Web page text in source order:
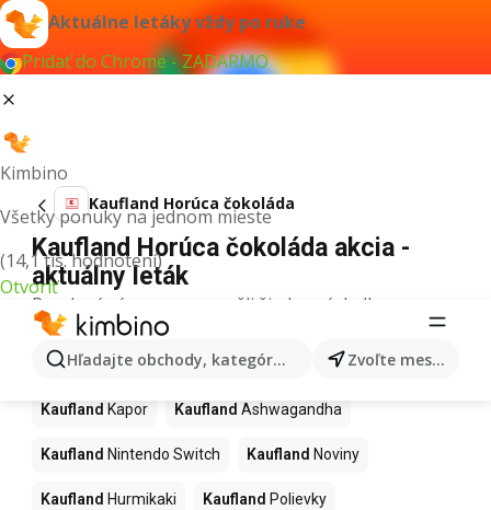
Aktuálne letáky vždy po ruke
Pridať do Chrome - ZADARMO
Kimbino
Všetky ponuky na jednom mieste
(14,1 tis. hodnotení)
Otvoriť
Hľadajte obchody, kategórie, produkty... Zvoľte mesto
Kaufland Horúca čokoláda
Kaufland Horúca čokoláda akcia -
aktuálny leták
Pre daný výraz sme nenašli žiadne výsledky.
Ďalšie produkty v obchodoch
Kaufland
Kaufland Kapor Kaufland Ashwagandha
Kaufland Nintendo Switch Kaufland Noviny
Kaufland Hurmikaki Kaufland Polievky